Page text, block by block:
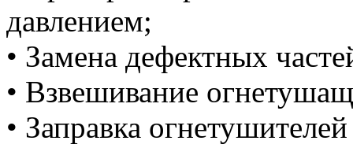
давлением;
• Замена дефектных
• Взвешивание
• Заправка огнетушителей